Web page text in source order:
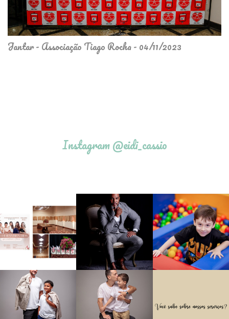
Jantar - Associação Tiago Rocha - 04/11/2023
Instagram @eidi_cassio